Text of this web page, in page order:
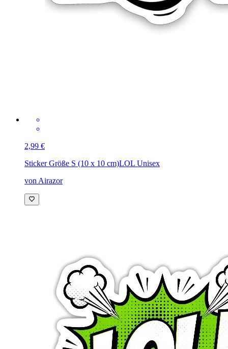
2,99 €
Sticker Größe S (10 x 10 cm)LOL Unisex
von Airazor